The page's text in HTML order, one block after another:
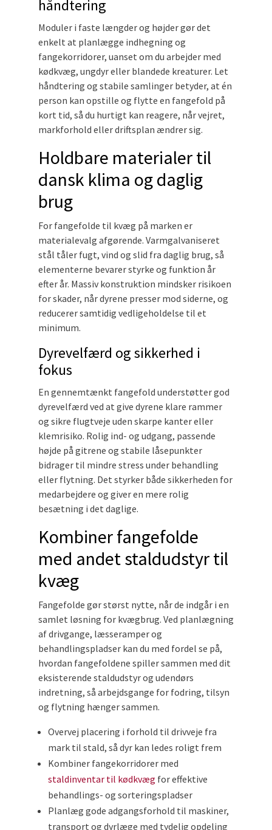
håndtering
Moduler i faste længder og højder gør det
enkelt at planlægge indhegning og
fangekorridorer, uanset om du arbejder med
kødkvæg, ungdyr eller blandede kreaturer. Let
håndtering og stabile samlinger betyder, at én
person kan opstille og flytte en fangefold på
kort tid, så du hurtigt kan reagere, når vejret,
markforhold eller driftsplan ændrer sig.
Holdbare materialer til
dansk klima og daglig
brug
For fangefolde til kvæg på marken er
materialevalg afgørende. Varmgalvaniseret
stål tåler fugt, vind og slid fra daglig brug, så
elementerne bevarer styrke og funktion år
efter år. Massiv konstruktion mindsker risikoen
for skader, når dyrene presser mod siderne, og
reducerer samtidig vedligeholdelse til et
minimum.
Dyrevelfærd og sikkerhed i
fokus
En gennemtænkt fangefold understøtter god
dyrevelfærd ved at give dyrene klare rammer
og sikre flugtveje uden skarpe kanter eller
klemrisiko. Rolig ind- og udgang, passende
højde på gitrene og stabile låsepunkter
bidrager til mindre stress under behandling
eller flytning. Det styrker både sikkerheden for
medarbejdere og giver en mere rolig
besætning i det daglige.
Kombiner fangefolde
med andet staldudstyr til
kvæg
Fangefolde gør størst nytte, når de indgår i en
samlet løsning for kvægbrug. Ved planlægning
af drivgange, læsseramper og
behandlingspladser kan du med fordel se på,
hvordan fangefoldene spiller sammen med dit
eksisterende staldudstyr og udendørs
indretning, så arbejdsgange for fodring, tilsyn
og flytning hænger sammen.
Overvej placering i forhold til drivveje fra
mark til stald, så dyr kan ledes roligt frem
Kombiner fangekorridorer med
staldinventar til kødkvæg for effektive
behandlings- og sorteringspladser
Planlæg gode adgangsforhold til maskiner,
transport og dyrlæge med tydelig opdeling